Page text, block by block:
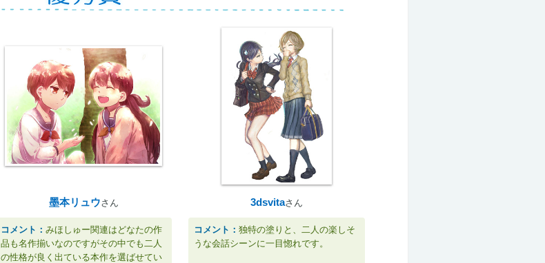
墨本リュウさん
コメント： みほしゅー関連はどなたの作
品も名作揃いなのですがその中でも二人
の性格が良く出ている本作を選ばせてい
3dsvitaさん
コメント： 独特の塗りと、二人の楽しそ
うな会話シーンに一目惚れです。